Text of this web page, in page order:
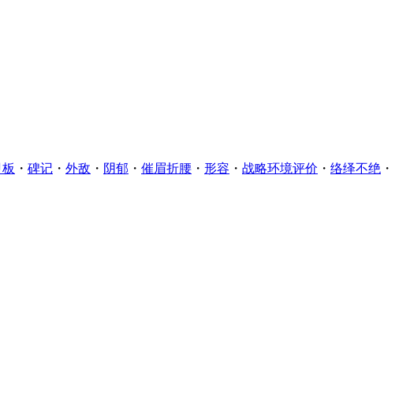
・ 碑记 ・ 外敌 ・ 阴郁 ・ 催眉折腰 ・ 形容 ・ 战略环境评价 ・ 络绎不绝 ・